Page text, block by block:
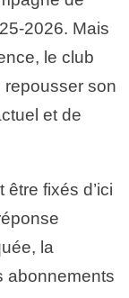
2026. Mais
le club
repousser son
et de
fixés d’ici
la
abonnements